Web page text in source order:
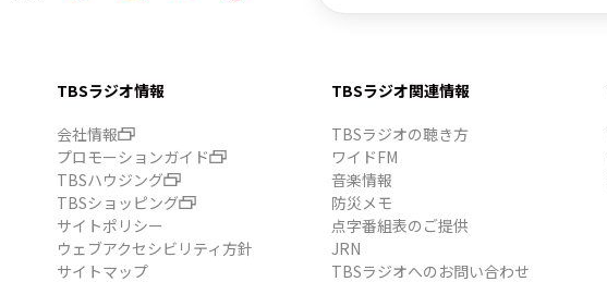
TBSラジオ情報
会社情報
プロモーションガイド
TBSハウジング
TBSショッピング
サイトポリシー
ウェブアクセシビリティ方針
サイトマップ
TBSラジオ関連情報
TBSラジオの聴き方
ワイドFM
音楽情報
防災メモ
点字番組表のご提供
JRN
TBSラジオへのお問い合わせ